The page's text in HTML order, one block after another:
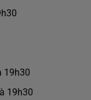
19h30
19h30